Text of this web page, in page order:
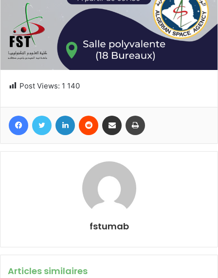
Post Views: 1 140
FacebookTwitter Linkedin Reddit Partager par email
fstumab
Articles similaires